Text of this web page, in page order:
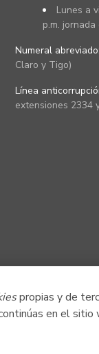
propias y de
en el
Lunes a
p.m.
Numeral abreviado:
Claro y Tigo)
Línea
extensiones 2334